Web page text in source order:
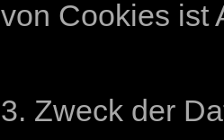
von Cookies ist
3. Zweck der